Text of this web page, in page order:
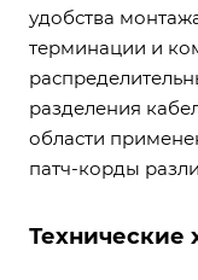
удобства
терминации и
разделения
области
патч-корды
Технические